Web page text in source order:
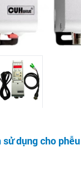
dụng cho